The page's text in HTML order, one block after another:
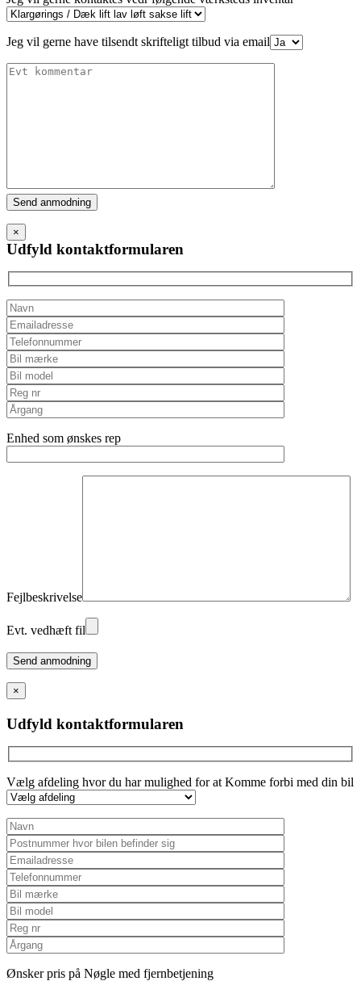
Jeg vil gerne have tilsendt skrifteligt tilbud via email
Please
leave
this
field
empty.
×
Udfyld kontaktformularen
Enhed som ønskes rep
Fejlbeskrivelse
Evt. vedhæft fil
Please
leave
this
field
empty.
×
Udfyld kontaktformularen
Vælg afdeling hvor du har mulighed for at Komme forbi med din bil
Ønsker pris på Nøgle med fjernbetjening